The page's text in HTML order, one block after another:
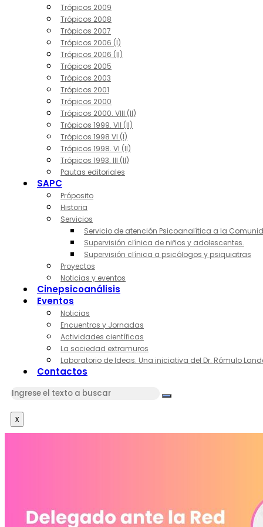
Trópicos 2009
Trópicos 2008
Trópicos 2007
Trópicos 2006 (I)
Trópicos 2006 (II)
Trópicos 2005
Trópicos 2003
Trópicos 2001
Trópicos 2000
Trópicos 2000. VIII (II)
Trópicos 1999. VII (II)
Trópicos 1998 VI (I)
Trópicos 1998. VI (II)
Trópicos 1993. III (II)
Pautas editoriales
SAPC
Próposito
Historia
Servicios
Servicio de atención Psicoanalítica a la
Supervisión clínica de niños y adolescentes.
Supervisión clínica a psicólogos y psiquiatras
Proyectos
Noticias y eventos
Cinepsicoanálisis
Eventos
Noticias
Encuentros y Jornadas
Actividades científicas
La sociedad extramuros
Laboratorio de Ideas. Una iniciativa del Dr. Rómulo
Contactos
x